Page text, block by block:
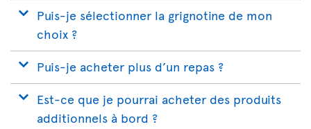
Puis-je sélectionner la grignotine de mon
choix ?
Puis-je acheter plus d’un repas ?
Est-ce que je pourrai acheter des produits
additionnels à bord ?